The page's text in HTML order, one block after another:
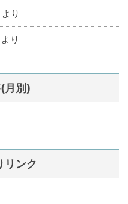
より
より
月別)
リンク